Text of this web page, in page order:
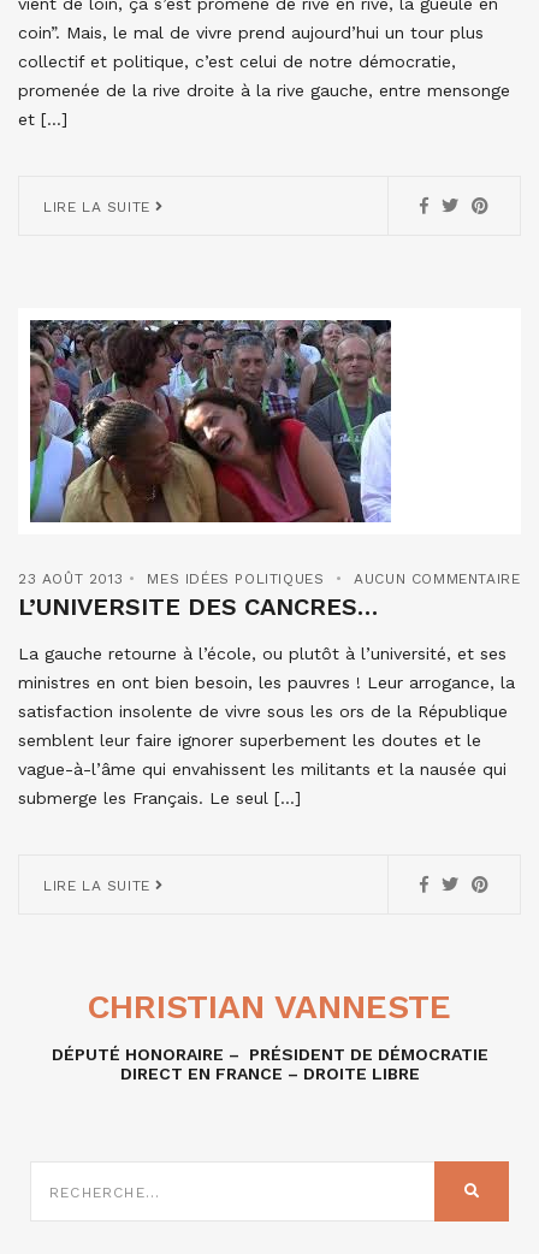
vient de loin, ça s’est promené de rive en rive, la gueule en
coin”. Mais, le mal de vivre prend aujourd’hui un tour plus
collectif et politique, c’est celui de notre démocratie,
promenée de la rive droite à la rive gauche, entre mensonge
et […]
LIRE LA SUITE
23 AOÛT 2013 MES IDÉES POLITIQUES AUCUN COMMENTAIRE
L’UNIVERSITE DES CANCRES…
La gauche retourne à l’école, ou plutôt à l’université, et ses
ministres en ont bien besoin, les pauvres ! Leur arrogance, la
satisfaction insolente de vivre sous les ors de la République
semblent leur faire ignorer superbement les doutes et le
vague-à-l’âme qui envahissent les militants et la nausée qui
submerge les Français. Le seul […]
LIRE LA SUITE
CHRISTIAN VANNESTE
DÉPUTÉ HONORAIRE – PRÉSIDENT DE DÉMOCRATIE
DIRECT EN FRANCE – DROITE LIBRE
SUR